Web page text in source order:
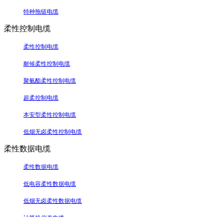
特种拖链电缆
柔性控制电缆
柔性控制电缆
耐候柔性控制电缆
聚氨酯柔性控制电缆
超柔控制电缆
本安型柔性控制电缆
低烟无卤柔性控制电缆
柔性数据电缆
柔性数据电缆
低电容柔性数据电缆
低烟无卤柔性数据电缆